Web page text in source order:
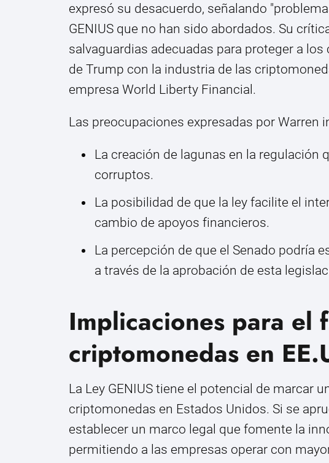
expresó su desacuerdo, señalando
GENIUS que no han sido abordados. Su
salvaguardias adecuadas para proteger a
de Trump con la industria de las
empresa World Liberty Financial.
Las preocupaciones expresadas por Warren
La creación de lagunas en la regulación
corruptos.
La posibilidad de que la ley facilite el
cambio de apoyos financieros.
La percepción de que el Senado podría
a través de la aprobación de esta
Implicaciones para el
criptomonedas en
La Ley GENIUS tiene el potencial de marcar
criptomonedas en Estados Unidos. Si se
establecer un marco legal que fomente la
permitiendo a las empresas operar con